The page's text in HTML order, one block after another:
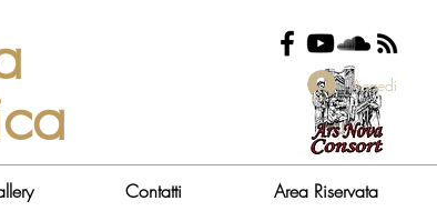
Accedi
Contatti Area Riservata